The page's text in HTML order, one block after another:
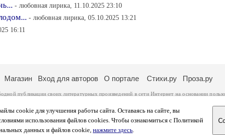
- любовная лирика, 11.10.2025 23:10
- любовная лирика, 05.10.2025 13:21
16:11
cookie для улучшения работы сайта. Оставаясь на сайте, вы
использования файлов cookies. Чтобы ознакомиться с Политикой
данных и файлов cookie, нажмите здесь.
Магазин Вход для авторов О портале Стихи.ру Проза.ру
публикации своих литературных произведений в сети Интернет на основании
. Перепечатка произведений возможна только с согласия его автора, к которому
самостоятельно на основании
законодательства Российской
данных. Вы также можете посмотреть более подробнуюинформацию о портале
посетителей, которые в общей сумме просматривают более двух миллионов страниц
по две цифры: количество просмотров и количество посетителей.